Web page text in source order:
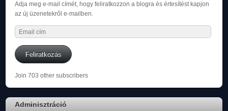
Adja meg e-mail címét, hogy feliratkozzon a blogra és értesítést kapjon
az új üzenetekről e-mailben.
Email
cím
Feliratkozás
Join 703 other subscribers
Adminisztráció